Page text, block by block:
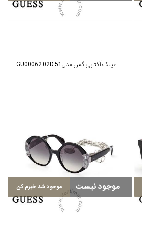
عینک آفتابی گس مدل GU00062 02D 51
موجود نیست موجود شد خبرم کن